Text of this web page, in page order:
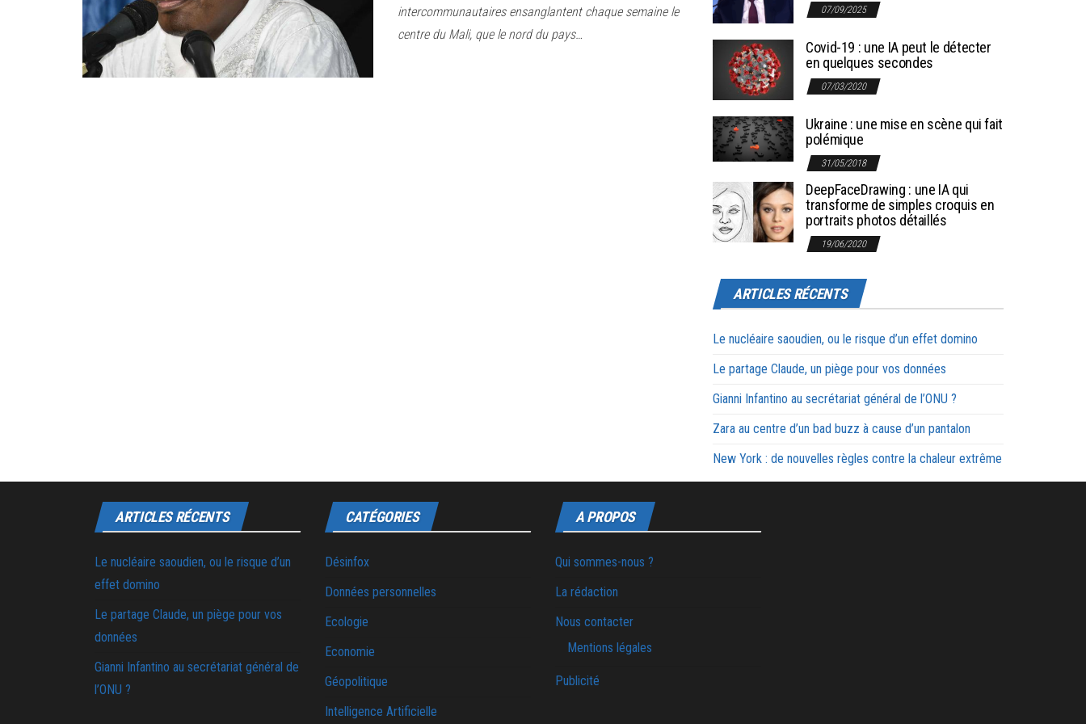
intercommunautaires ensanglantent chaque semaine le
centre du Mali, que le nord du pays…
07/09/2025
Covid-19 : une IA peut le détecter
en quelques secondes
07/03/2020
Ukraine : une mise en scène qui fait
polémique
31/05/2018
DeepFaceDrawing : une IA qui
transforme de simples croquis en
portraits photos détaillés
19/06/2020
ARTICLES RÉCENTS
Le nucléaire saoudien, ou le risque d’un effet domino
Le partage Claude, un piège pour vos données
Gianni Infantino au secrétariat général de l’ONU ?
Zara au centre d’un bad buzz à cause d’un pantalon
New York : de nouvelles règles contre la chaleur extrême
ARTICLES RÉCENTS
Le nucléaire saoudien, ou le risque d’un
effet domino
Le partage Claude, un piège pour vos
données
Gianni Infantino au secrétariat général de
l’ONU ?
CATÉGORIES
Désinfox
Données personnelles
Ecologie
Economie
Géopolitique
Intelligence Artificielle
A PROPOS
Qui sommes-nous ?
La rédaction
Nous contacter
Mentions légales
Publicité